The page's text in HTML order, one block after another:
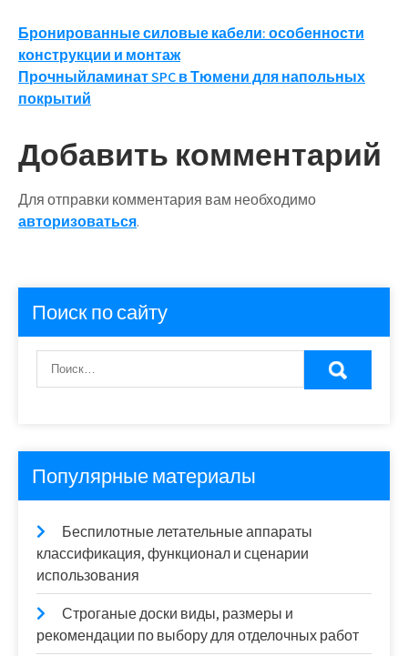
Навигация
по
записям
Бронированные силовые кабели: особенности
конструкции и монтаж
Прочныйламинат SPC в Тюмени для напольных
покрытий
Добавить комментарий
Для отправки комментария вам необходимо
авторизоваться.
Поиск по сайту
Популярные материалы
Беспилотные летательные аппараты
классификация, функционал и сценарии
использования
Строганые доски виды, размеры и
рекомендации по выбору для отделочных работ